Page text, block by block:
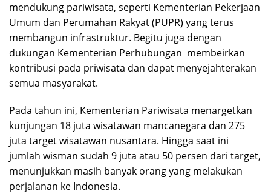
mendukung pariwisata, seperti Kementerian Pekerjaan
Umum dan Perumahan Rakyat (PUPR) yang terus
membangun infrastruktur. Begitu juga dengan
dukungan Kementerian Perhubungan membeirkan
kontribusi pada priwisata dan dapat menyejahterakan
semua masyarakat.
Pada tahun ini, Kementerian Pariwisata menargetkan
kunjungan 18 juta wisatawan mancanegara dan 275
juta target wisatawan nusantara. Hingga saat ini
jumlah wisman sudah 9 juta atau 50 persen dari target,
menunjukkan masih banyak orang yang melakukan
perjalanan ke Indonesia.